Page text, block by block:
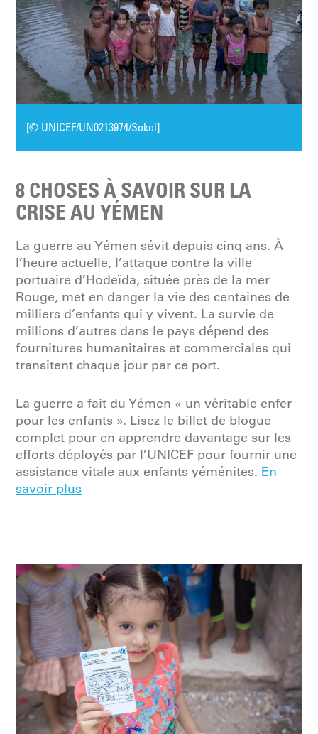
[© UNICEF/UN0213974/Sokol]
8 CHOSES À SAVOIR SUR LA
CRISE AU YÉMEN
La guerre au Yémen sévit depuis cinq ans. À
l’heure actuelle, l’attaque contre la ville
portuaire d’Hodeïda, située près de la mer
Rouge, met en danger la vie des centaines de
milliers d’enfants qui y vivent. La survie de
millions d’autres dans le pays dépend des
fournitures humanitaires et commerciales qui
transitent chaque jour par ce port.
La guerre a fait du Yémen « un véritable enfer
pour les enfants ». Lisez le billet de blogue
complet pour en apprendre davantage sur les
efforts déployés par l’UNICEF pour fournir une
assistance vitale aux enfants yéménites. En
savoir plus